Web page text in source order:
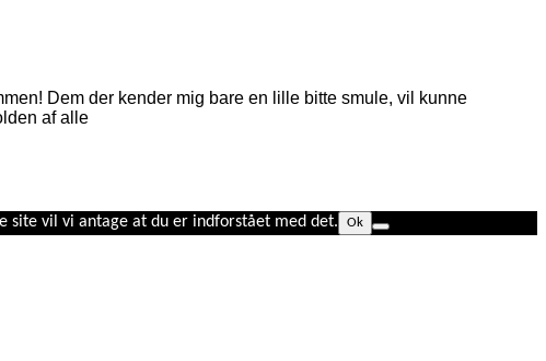
Dem der kender mig bare en lille bitte smule, vil kunne
af alle
site vil vi antage at du er indforstået med det.
Ok